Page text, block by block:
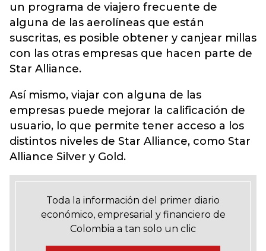
un programa de viajero frecuente de
alguna de las aerolíneas que están
suscritas, es posible obtener y canjear millas
con las otras empresas que hacen parte de
Star Alliance.
Así mismo, viajar con alguna de las
empresas puede mejorar la calificación de
usuario, lo que permite tener acceso a los
distintos niveles de Star Alliance, como Star
Alliance Silver y Gold.
Toda la información del primer diario
económico, empresarial y financiero de
Colombia a tan solo un clic